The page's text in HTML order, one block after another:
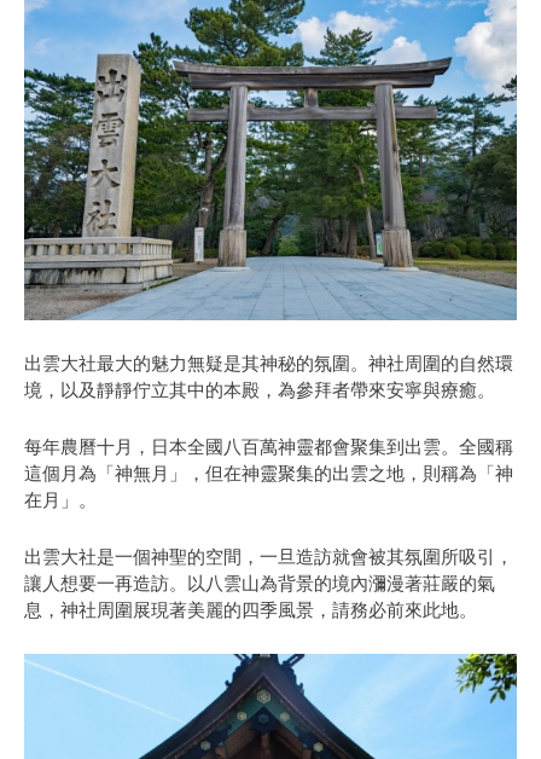
出雲大社最大的魅力無疑是其神秘的氛圍。神社周圍的自然環
境，以及靜靜佇立其中的本殿，為參拜者帶來安寧與療癒。
每年農曆十月，日本全國八百萬神靈都會聚集到出雲。全國稱
這個月為「神無月」，但在神靈聚集的出雲之地，則稱為「神
在月」。
出雲大社是一個神聖的空間，一旦造訪就會被其氛圍所吸引，
讓人想要一再造訪。以八雲山為背景的境內瀰漫著莊嚴的氣
息，神社周圍展現著美麗的四季風景，請務必前來此地。